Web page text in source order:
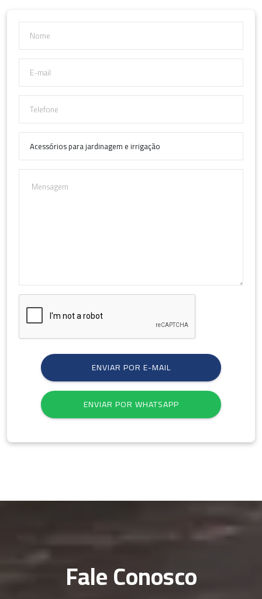
versatilidade e portabilidade. Itens dobráveis, com cabos
intercambiáveis ou de armazenamento compacto oferecem
vantagens adicionais, sobretudo quando o espaço de guarda é
limitado.
Ao planejar o uso diário, vale considerar também soluções que
integram diferentes funções em um único produto. Exemplos
disso são os kits de jardinagem multifuncionais, que reúnem
utensílios com encaixes modulares e compartimentos para
insumos como adubo e sementes.
ENVIAR POR E-MAIL
ENVIAR POR WHATSAPP
Fale Conosco